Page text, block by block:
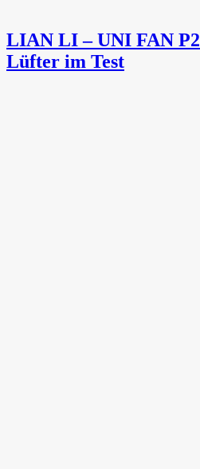
LIAN LI – UNI FAN
Lüfter im Test